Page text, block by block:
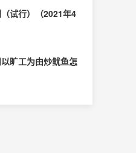
试行）（2021年4
旷工为由炒鱿鱼怎